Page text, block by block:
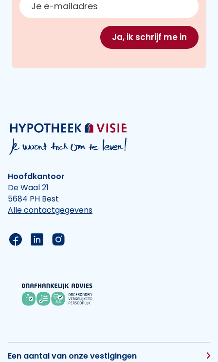
Ja, ik schrijf me in
Hoofdkantoor
De Waal 21
5684 PH Best
Alle contactgegevens
Link naar de Facebook pagina van Hypotheek
Link naar de LinkedIn pagina van
Link naar de Instagram pagina van
Een aantal van onze vestigingen